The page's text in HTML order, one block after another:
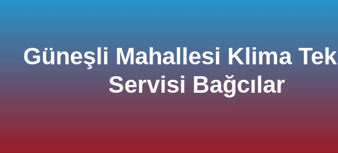
Güneşli Mahallesi Klima
Servisi Bağcılar